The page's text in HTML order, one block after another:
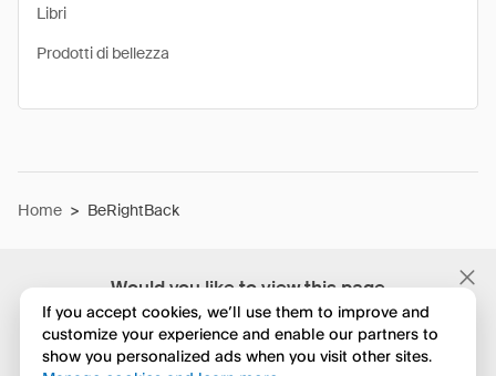
Would you like to view this page
in English?
No, continua a esplorare
Libri
Prodotti di bellezza
Home > BeRightBack
If you accept cookies, we’ll use them to improve and
customize your experience and enable our partners to
show you personalized ads when you visit other sites.